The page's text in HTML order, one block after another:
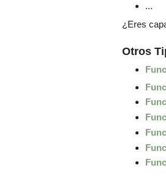
...
¿Eres
Otros